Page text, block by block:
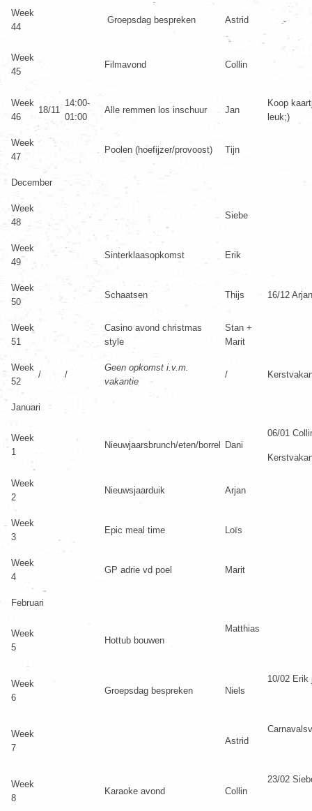
Week
44
Groepsdag bespreken Astrid
Week
45
Filmavond Collin
Week
46
18/11
14:00-
01:00
Alle remmen los inschuur Jan
Koop
leuk;)
Week
47
Poolen (hoefijzer/provoost) Tijn
December
Week
48
Siebe
Week
49
Sinterklaasopkomst Erik
Week
50
Schaatsen Thijs 16/12
Week
51
Casino avond christmas
style
Stan +
Marit
Week
52
/ /
Geen opkomst i.v.m.
vakantie
/
Januari
Week
1
Nieuwjaarsbrunch/eten/borrel Dani
06/01
Week
2
Nieuwsjaarduik Arjan
Week
3
Epic meal time Loïs
Week
4
GP adrie vd poel Marit
Februari
Week
5
Hottub bouwen
Matthias
Week
6
Groepsdag bespreken Niels
10/02 Erik
Week
7
Astrid
Week
8
Karaoke avond Collin
23/02